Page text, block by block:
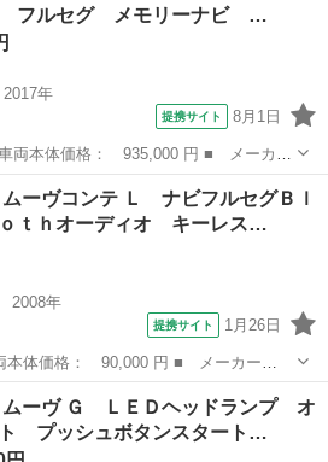
フルセグ メモリーナビ …
2017年
提携サイト 8月1日
ムーヴ ■ グレード名： カスタム
ルセグ メモリーナビ ＤＶＤ再生
ーヴコンテ Ｌ ナビフルセグＢｌ
ｏｔｈオーディオ キーレス…
2008年
提携サイト 1月26日
ムーヴコンテ ■ グレード名： Ｌ
ｔｈオーディオ キーレス タイヤ８分
ムーヴ Ｇ ＬＥＤヘッドランプ オ
プッシュボタンスタート…